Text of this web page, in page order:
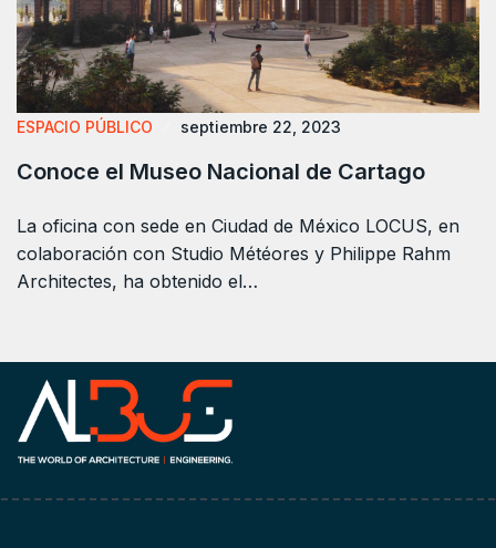
ESPACIO PÚBLICO septiembre 22, 2023
Conoce el Museo Nacional de Cartago
La oficina con sede en Ciudad de México LOCUS, en
colaboración con Studio Météores y Philippe Rahm
Architectes, ha obtenido el…